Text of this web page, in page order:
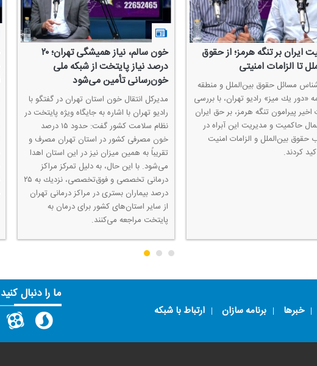
ایران بر تنگه هرمز؛ از حقوق
تا الزامات امنیتی
مسائل حقوق بین‌الملل و منطقه
«دور یك میز» رادیو تهران، با بررسی
اخیر پیرامون تنگه هرمز، بر حق ایران
حاكمیت و مدیریت این آبراه در
حقوق بین‌الملل و الزامات امنیت
كردند.
خون سالم، نیاز همیشگی تهران؛ ۲۰
درصد نیاز پایتخت از شبكه ملی
خون‌رسانی تأمین می‌شود
مدیركل انتقال خون استان تهران در گفتگو با
رادیو تهران با اشاره به جایگاه ویژه پایتخت در
نظام سلامت كشور گفت: حدود ۱۵ درصد
خون مصرفی كشور در استان تهران مصرف و
تقریباً به همین میزان نیز در این استان اهدا
می‌شود. با این حال، به دلیل تمركز مراكز
درمانی تخصصی و فوق‌تخصصی، نزدیك به ۲۵
درصد بیماران بستری در مراكز درمانی تهران
از سایر استان‌های كشور برای درمان به
پایتخت مراجعه می‌كنند.
خبرها برنامه سازان ارتباط با شبکه
ما را دنبال کنید